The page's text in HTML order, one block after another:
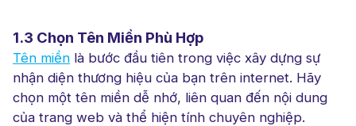
1.3 Chọn Tên Miền Phù Hợp
Tên miền là bước đầu tiên trong việc xây dựng sự
nhận diện thương hiệu của bạn trên internet. Hãy
chọn một tên miền dễ nhớ, liên quan đến nội dung
của trang web và thể hiện tính chuyên nghiệp.